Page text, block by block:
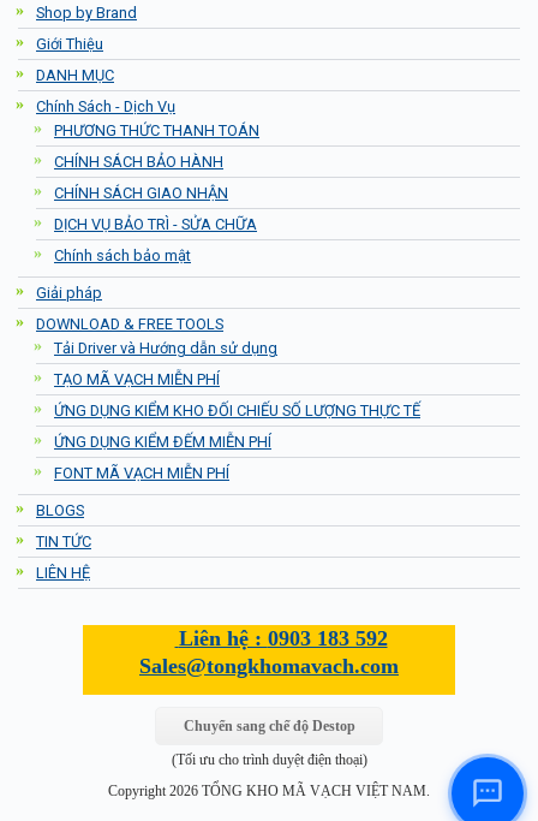
Shop by Brand
Giới Thiệu
DANH MỤC
Chính Sách - Dịch Vụ
PHƯƠNG THỨC THANH TOÁN
CHÍNH SÁCH BẢO HÀNH
CHÍNH SÁCH GIAO NHẬN
DỊCH VỤ BẢO TRÌ - SỬA CHỮA
Chính sách bảo mật
Giải pháp
DOWNLOAD & FREE TOOLS
Tải Driver và Hướng dẫn sử dụng
TẠO MÃ VẠCH MIỄN PHÍ
ỨNG DỤNG KIỂM KHO ĐỐI CHIẾU SỐ LƯỢNG THỰC TẾ
ỨNG DỤNG KIỂM ĐẾM MIỄN PHÍ
FONT MÃ VẠCH MIỄN PHÍ
BLOGS
TIN TỨC
LIÊN HỆ
Liên hệ : 0903 183 592
Sales@tongkhomavach.com
Chuyển sang chế độ Destop
(Tối ưu cho trình duyệt điện thoại)
Copyright 2026 TỔNG KHO MÃ VẠCH VIỆT NAM.